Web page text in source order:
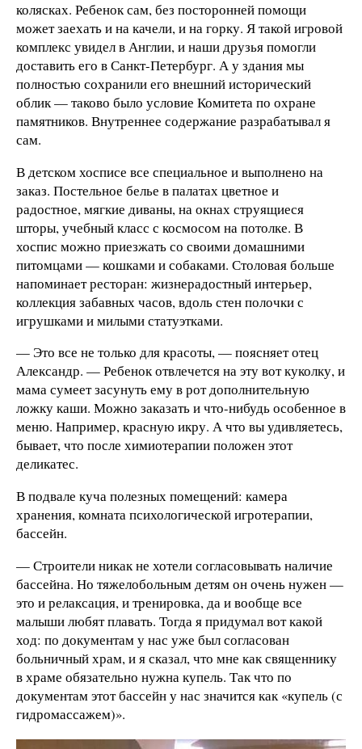
колясках. Ребенок сам, без посторонней помощи
может заехать и на качели, и на горку. Я такой игровой
комплекс увидел в Англии, и наши друзья помогли
доставить его в Санкт-Петербург. А у здания мы
полностью сохранили его внешний исторический
облик — таково было условие Комитета по охране
памятников. Внутреннее содержание разрабатывал я
сам.
В детском хосписе все специальное и выполнено на
заказ. Постельное белье в палатах цветное и
радостное, мягкие диваны, на окнах струящиеся
шторы, учебный класс с космосом на потолке. В
хоспис можно приезжать со своими домашними
питомцами — кошками и собаками. Столовая больше
напоминает ресторан: жизнерадостный интерьер,
коллекция забавных часов, вдоль стен полочки с
игрушками и милыми статуэтками.
— Это все не только для красоты, — поясняет отец
Александр. — Ребенок отвлечется на эту вот куколку, и
мама сумеет засунуть ему в рот дополнительную
ложку каши. Можно заказать и что-нибудь особенное в
меню. Например, красную икру. А что вы удивляетесь,
бывает, что после химиотерапии положен этот
деликатес.
В подвале куча полезных помещений: камера
хранения, комната психологической игротерапии,
бассейн.
— Строители никак не хотели согласовывать наличие
бассейна. Но тяжелобольным детям он очень нужен —
это и релаксация, и тренировка, да и вообще все
малыши любят плавать. Тогда я придумал вот какой
ход: по документам у нас уже был согласован
больничный храм, и я сказал, что мне как священнику
в храме обязательно нужна купель. Так что по
документам этот бассейн у нас значится как «купель (с
гидромассажем)».